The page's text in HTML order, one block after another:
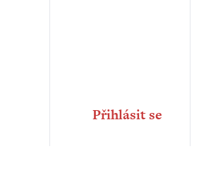
Přihlásit se